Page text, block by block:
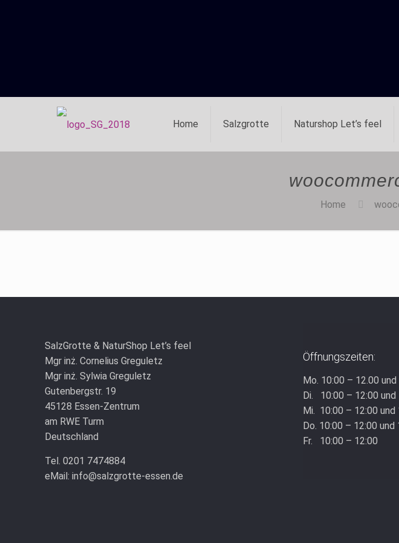
Home Salzgrotte Naturshop Let’s feel
Home
SalzGrotte & NaturShop Let’s feel
Mgr inż. Cornelius Greguletz
Mgr inż. Sylwia Greguletz
Gutenbergstr. 19
45128 Essen-Zentrum
am RWE Turm
Deutschland
Tel. 0201 7474884
eMail: info@salzgrotte-essen.de
Öffnungszeiten:
Mo. 10:00 – 12.00
Di. 10:00 – 12:00 und
Mi. 10:00 – 12:00 und
Do. 10:00 – 12:00 und
Fr. 10:00 – 12:00
Die Cookie-Einstellungen auf dieser Website sind auf "Cookies zulassen" eingestellt, um das
Einstellungen verwendest oder auf "Akzeptieren" klickst, erklärst du sich damit einverstanden.